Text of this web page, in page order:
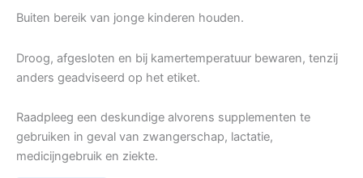
Buiten bereik van jonge kinderen houden.
Droog, afgesloten en bij kamertemperatuur bewaren, tenzij
anders geadviseerd op het etiket.
Raadpleeg een deskundige alvorens supplementen te
gebruiken in geval van zwangerschap, lactatie,
medicijngebruik en ziekte.